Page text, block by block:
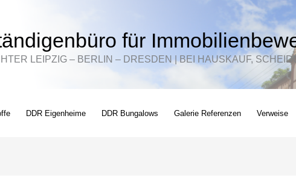
für
LEIPZIG – BERLIN – DRESDEN | BEI HAUSKAUF,
DDR Eigenheime DDR Bungalows Galerie Referenzen Verweise